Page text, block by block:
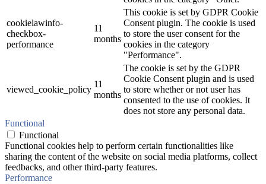
cookielawinfo-
checkbox-
performance
11
months
This cookie is set by GDPR Cookie
Consent plugin. The cookie is used
to store the user consent for the
cookies in the category
"Performance".
viewed_cookie_policy
11
months
The cookie is set by the GDPR
Cookie Consent plugin and is used
to store whether or not user has
consented to the use of cookies. It
does not store any personal data.
Functional
Functional
Functional cookies help to perform certain functionalities like
sharing the content of the website on social media platforms, collect
feedbacks, and other third-party features.
Performance